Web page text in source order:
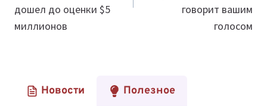
дошел до оценки $5
миллионов
говорит вашим
голосом
Новости Полезное